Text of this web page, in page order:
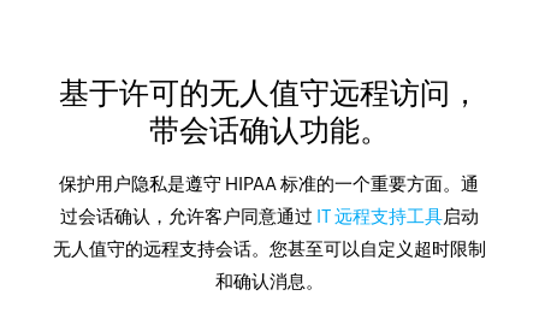
基于许可的无人值守远程访问，
带会话确认功能。
保护用户隐私是遵守 HIPAA 标准的一个重要方面。通
过会话确认，允许客户同意通过 IT 远程支持工具启动
无人值守的远程支持会话。您甚至可以自定义超时限制
和确认消息。